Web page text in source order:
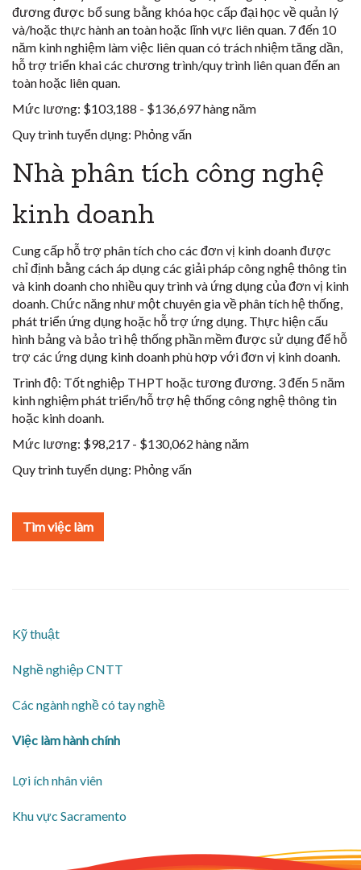
đương được bổ sung bằng khóa học cấp đại học về quản lý
và/hoặc thực hành an toàn hoặc lĩnh vực liên quan. 7 đến 10
năm kinh nghiệm làm việc liên quan có trách nhiệm tăng dần,
hỗ trợ triển khai các chương trình/quy trình liên quan đến an
toàn hoặc liên quan.
Mức lương: $103,188 - $136,697 hàng năm
Quy trình tuyển dụng: Phỏng vấn
Nhà phân tích công nghệ
kinh doanh
Cung cấp hỗ trợ phân tích cho các đơn vị kinh doanh được
chỉ định bằng cách áp dụng các giải pháp công nghệ thông tin
và kinh doanh cho nhiều quy trình và ứng dụng của đơn vị kinh
doanh. Chức năng như một chuyên gia về phân tích hệ thống,
phát triển ứng dụng hoặc hỗ trợ ứng dụng. Thực hiện cấu
hình bảng và bảo trì hệ thống phần mềm được sử dụng để hỗ
trợ các ứng dụng kinh doanh phù hợp với đơn vị kinh doanh.
Trình độ: Tốt nghiệp THPT hoặc tương đương. 3 đến 5 năm
kinh nghiệm phát triển/hỗ trợ hệ thống công nghệ thông tin
hoặc kinh doanh.
Mức lương: $98,217 - $130,062 hàng năm
Quy trình tuyển dụng: Phỏng vấn
Tìm việc làm
Kỹ thuật
Nghề nghiệp CNTT
Các ngành nghề có tay nghề
Việc làm hành chính
Lợi ích nhân viên
​Khu vực Sacramento